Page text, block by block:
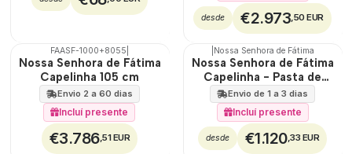
desde €2.973,50 EUR
🇵🇹
100%
TOP
FAASF-1000+8055
Nossa Senhora de Fátima
Capelinha 105 cm
Envio 2 a 60 dias
Incluí presente
€3.786,51 EUR
🇵🇹
100%
Nossa Senhora de Fátima
Nossa Senhora de Fátima
Capelinha - Pasta de
madeira 105 cm
Envio de 1 a 3 dias
Incluí presente
desde €1.120,33 EUR